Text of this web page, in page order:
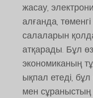
жасау,
алғанда,
салаларын
атқарады. Бұл
экономиканың
ықпал етеді,
мен сұраныстың